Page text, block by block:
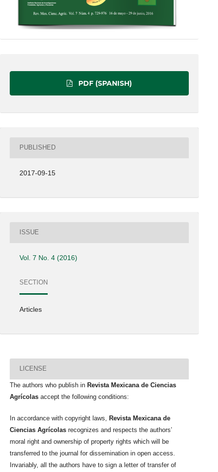
PDF (SPANISH)
PUBLISHED
2017-09-15
ISSUE
Vol. 7 No. 4 (2016)
SECTION
Articles
LICENSE
The authors who publish in Revista Mexicana de Ciencias
Agrícolas accept the following conditions:
In accordance with copyright laws,
Revista Mexicana de
Ciencias Agrícolas recognizes and respects the authors’
moral right and ownership of property rights which will be
transferred to the journal for dissemination in open access.
Invariably, all the authors have to sign a letter of transfer of